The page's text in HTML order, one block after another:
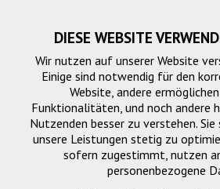
DIESE WEBSITE
Wir nutzen auf unserer Website
Einige sind notwendig für den
Website, andere
Funktionalitäten, und noch andere
Nutzenden besser zu verstehen.
unsere Leistungen stetig zu
sofern zugestimmt, nutzen
personenbezogene